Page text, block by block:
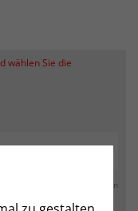
wählen Sie die
max. 250 Zeichen